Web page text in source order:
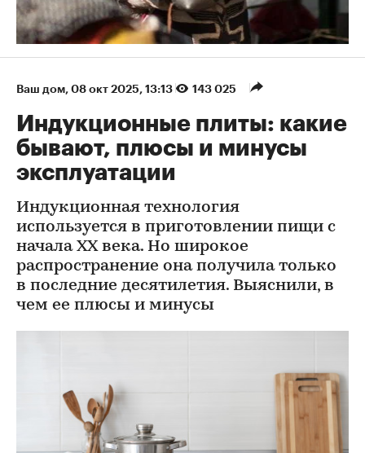
Ваш дом 08 окт 2025, 13:13 143 025
Индукционные плиты: какие
бывают, плюсы и минусы
эксплуатации
Индукционная технология
используется в приготовлении пищи с
начала XX века. Но широкое
распространение она получила только
в последние десятилетия. Выяснили, в
чем ее плюсы и минусы